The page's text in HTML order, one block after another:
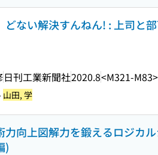
ない解決すんねん! : 上司と
日刊工業新聞社2020.8<M321-M83>
山田, 学
向上図解力を鍛えるロジカ
)